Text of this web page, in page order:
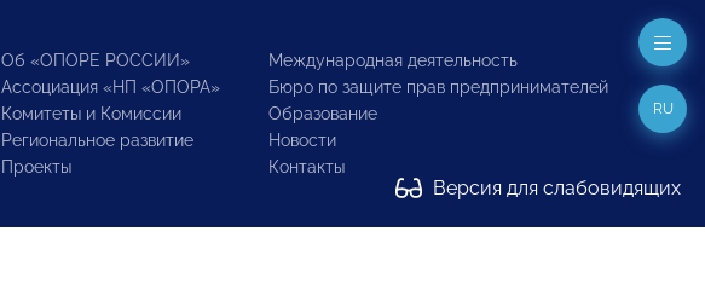
Об «ОПОРЕ РОССИИ»
Ассоциация «НП «ОПОРА»
Комитеты и Комиссии
Региональное развитие
Проекты
Международная деятельность
Бюро по защите прав предпринимателей
Образование
Новости
Контакты
Версия для слабовидящих
RU